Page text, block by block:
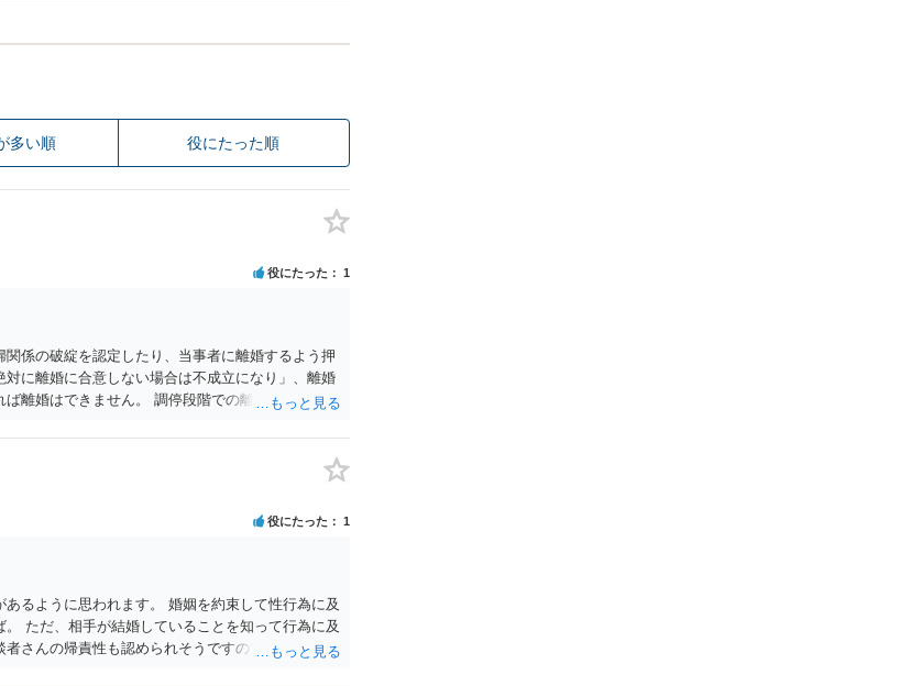
多い順 役にたった順
役にたった 1
係の破綻を認定したり、当事者に離婚するよう押
に離婚に合意しない場合は不成立になり」、離婚
離婚はできません。 調停段階での離婚成立を希望
された条件を全部丸呑みする、という方法しかな
う考えを見透かされてしまうと、逆に足下を見ら
判決へ持っていく方が近道であることも少なくあ
がよいと思います。
役にたった 1
るように思われます。 婚姻を約束して性行為に及
ただ、相手が結婚していることを知って行為に及
さんの帰責性も認められそうですので、あまり慰